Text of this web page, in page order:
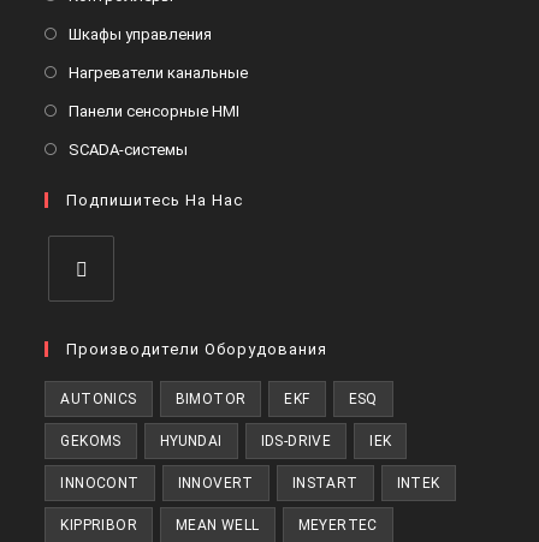
вкладке
вкладке
Шкафы управления
вкладке
Нагреватели канальныеОткроется
Панели сенсорные HMI
вкладке
SCADA-системы
новой
Подпишитесь На Нас
в
вкладке
Производители Оборудования
AUTONICS BIMOTOR EKF ESQ
GEKOMS HYUNDAI IDS-DRIVE IEK
INNOCONT INNOVERT INSTART INTEK
KIPPRIBOR MEAN WELL MEYERTEC